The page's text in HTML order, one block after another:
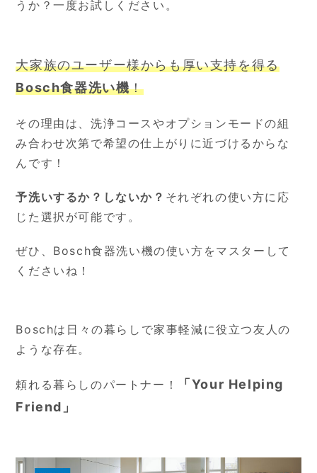
うか？一度お試しください。
大家族のユーザー様からも厚い支持を得る
Bosch食器洗い機！
その理由は、洗浄コースやオプションモードの組
み合わせ次第で希望の仕上がりに近づけるからな
んです！
予洗いするか？しないか？ それぞれの使い方に応
じた選択が可能です。
ぜひ、Bosch食器洗い機の使い方をマスターして
くださいね！
Boschは日々の暮らしで家事軽減に役立つ友人の
ような存在。
頼れる暮らしのパートナー！
「Your Helping
Friend」